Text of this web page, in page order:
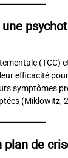
(TCC)
efficacité
symptômes
(Miklowitz,
plan de